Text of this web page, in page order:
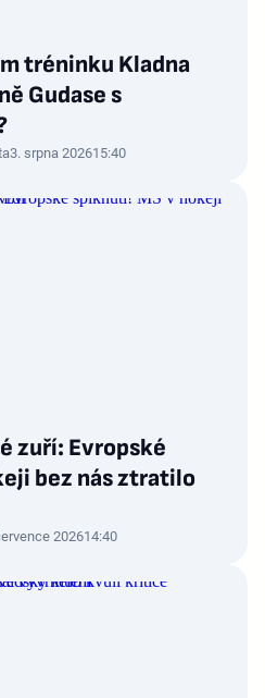
tréninku Kladna
Gudase s
3. srpna 202615:40
zuří: Evropské
bez nás ztratilo
202614:40